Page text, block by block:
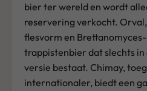
bier ter wereld en wordt
reservering verkocht.
flesvorm en
trappistenbier dat slechts
versie bestaat. Chimay,
internationaler, biedt een